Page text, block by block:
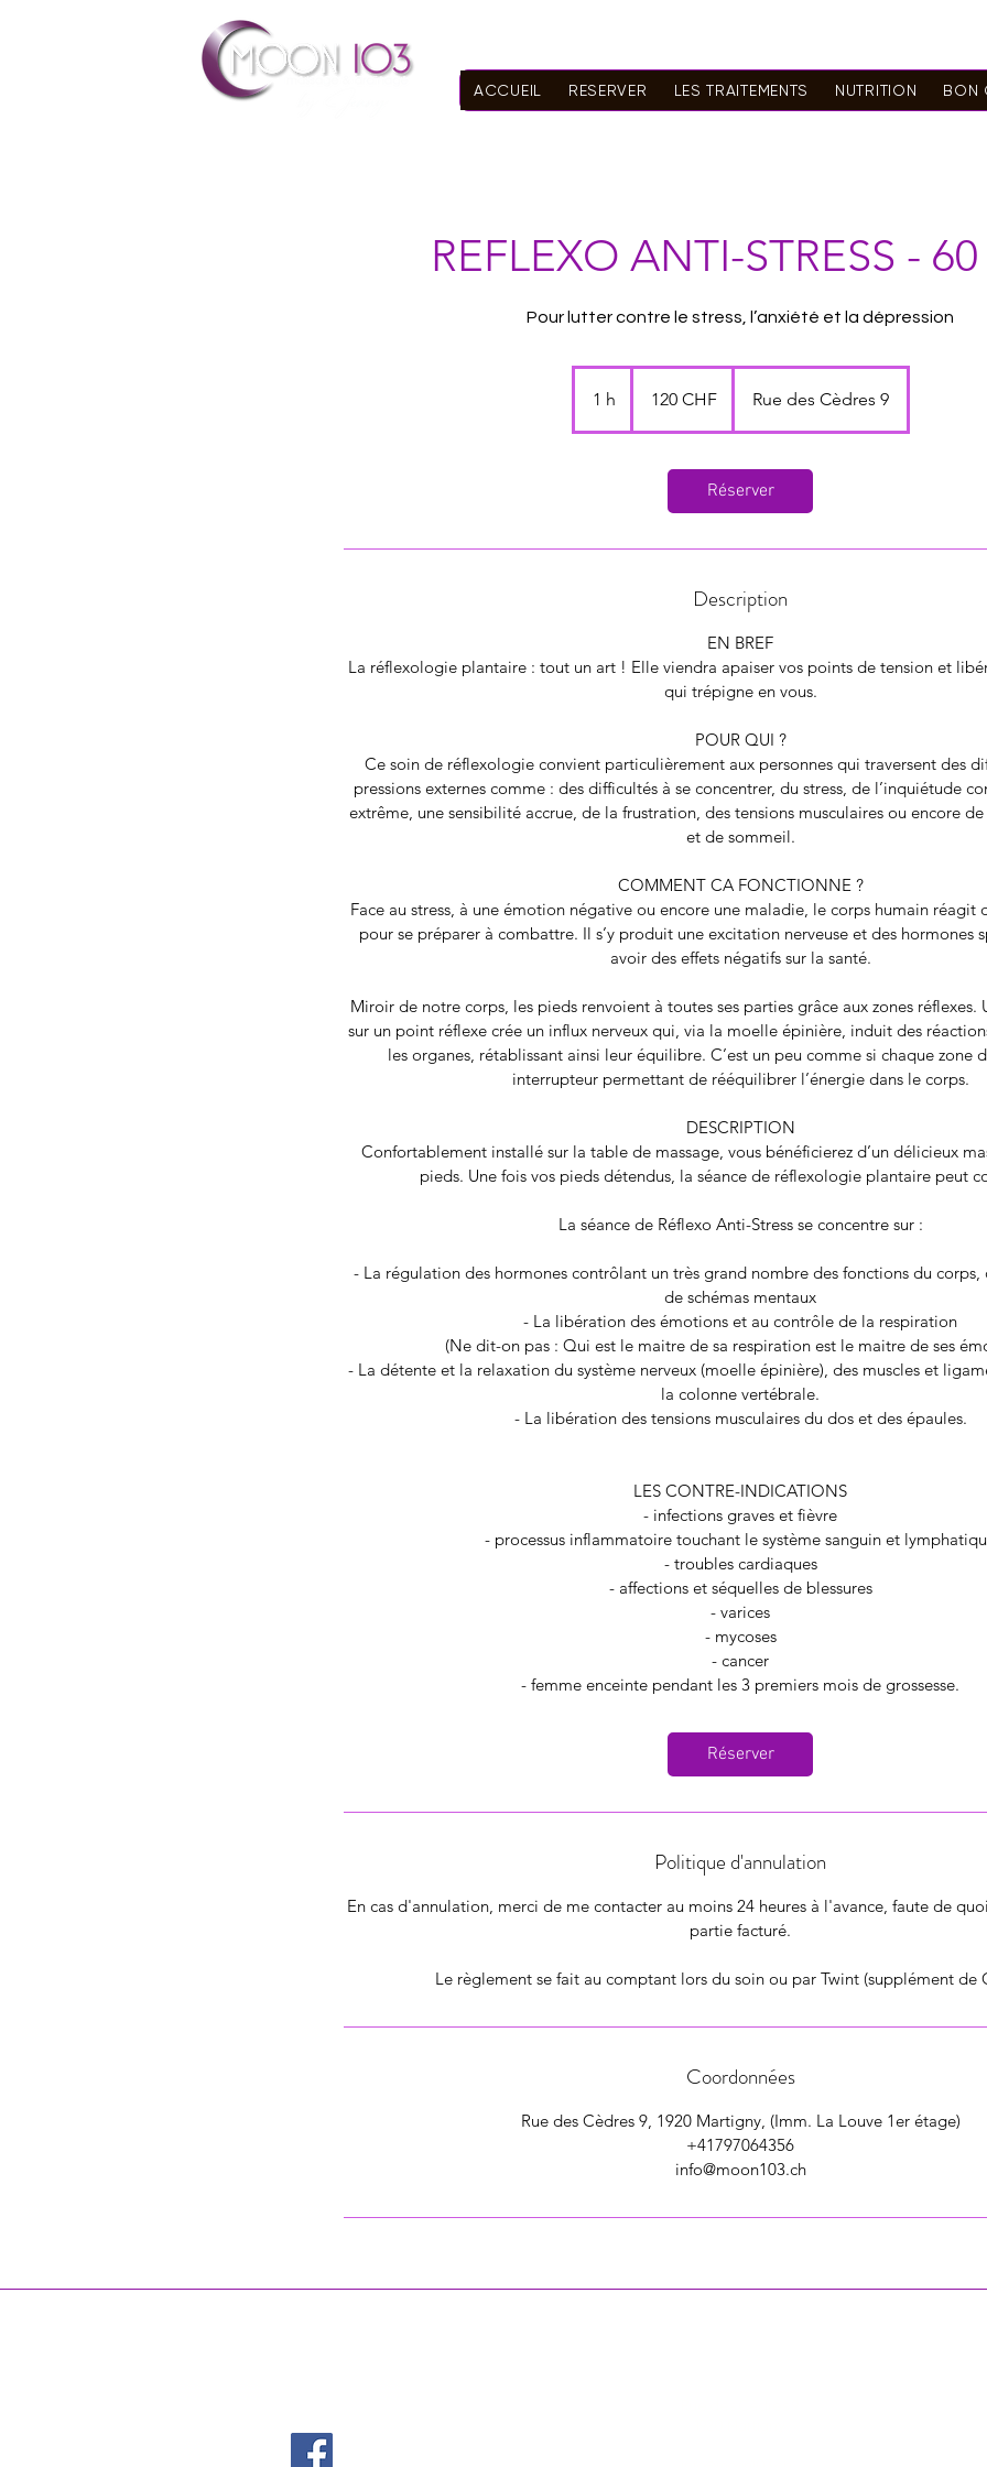
ACCUEIL RESERVER LES TRAITEMENTS NUTRITION BON
REFLEXO ANTI-STRESS -
Pour lutter contre le stress, l’anxiété et la dépression
1 h
suisses
120 CHF Rue des Cèdres 9
Réserver
Description
EN BREF
La réflexologie plantaire : tout un art ! Elle viendra apaiser vos points de tension et
qui trépigne en vous.
POUR QUI ?
Ce soin de réflexologie convient particulièrement aux personnes qui traversent des
pressions externes comme : des difficultés à se concentrer, du stress, de l’inquiétude
extrême, une sensibilité accrue, de la frustration, des tensions musculaires ou encore
et de sommeil.
COMMENT CA FONCTIONNE ?
Face au stress, à une émotion négative ou encore une maladie, le corps humain réagit
pour se préparer à combattre. Il s’y produit une excitation nerveuse et des hormones
avoir des effets négatifs sur la santé.
Miroir de notre corps, les pieds renvoient à toutes ses parties grâce aux zones réflexes.
sur un point réflexe crée un influx nerveux qui, via la moelle épinière, induit des
les organes, rétablissant ainsi leur équilibre. C’est un peu comme si chaque zone
interrupteur permettant de rééquilibrer l’énergie dans le corps.
DESCRIPTION
Confortablement installé sur la table de massage, vous bénéficierez d’un délicieux
pieds. Une fois vos pieds détendus, la séance de réflexologie plantaire peut
La séance de Réflexo Anti-Stress se concentre sur :
- La régulation des hormones contrôlant un très grand nombre des fonctions du
de schémas mentaux
- La libération des émotions et au contrôle de la respiration
(Ne dit-on pas : Qui est le maitre de sa respiration est le maitre de ses
- La détente et la relaxation du système nerveux (moelle épinière), des muscles et
la colonne vertébrale.
- La libération des tensions musculaires du dos et des épaules.
LES CONTRE-INDICATIONS
- infections graves et fièvre
- processus inflammatoire touchant le système sanguin et
- troubles cardiaques
- affections et séquelles de blessures
- varices
- mycoses
- cancer
- femme enceinte pendant les 3 premiers mois de grossesse.
Réserver
Politique d'annulation
En cas d'annulation, merci de me contacter au moins 24 heures à l'avance, faute de
partie facturé.
Le règlement se fait au comptant lors du soin ou par Twint (supplément de
Coordonnées
Rue des Cèdres 9, 1920 Martigny, (Imm. La Louve 1er étage)
+41797064356
info@moon103.ch